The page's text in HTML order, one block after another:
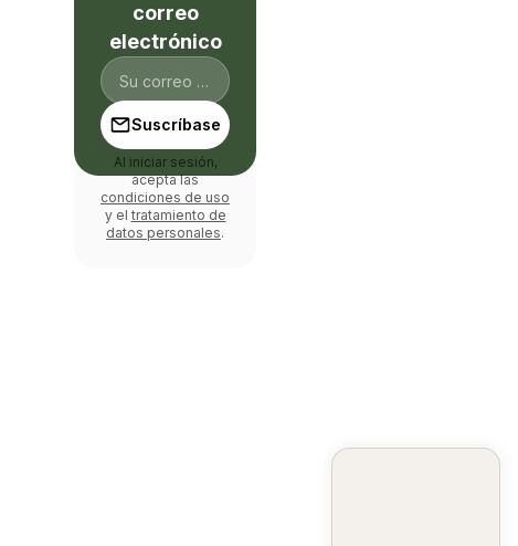
correo
electrónico
Suscríbase
Al iniciar sesión,
acepta las
condiciones de uso
y el tratamiento de
datos personales.